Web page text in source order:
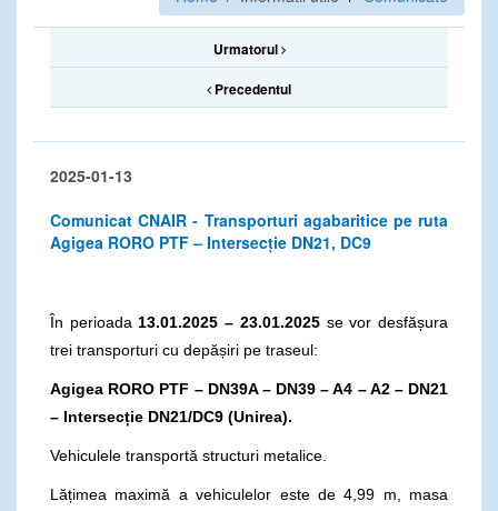
Urmatorul
Precedentul
2025-01-13
Comunicat CNAIR - Transporturi agabaritice pe ruta
Agigea RORO PTF – Intersecție DN21, DC9
În perioada 13.01.2025 – 23.01.2025se vor desfășura
trei transporturi cu depășiri pe traseul:
Agigea RORO PTF – DN39A – DN39 – A4 – A2 – DN21
– Intersecție DN21/DC9 (Unirea).
Vehiculele transportă structuri metalice.
Lățimea maximă a vehiculelor este de 4,99 m, masa